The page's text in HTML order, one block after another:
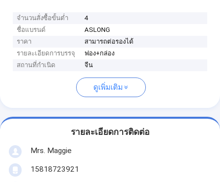
จำนวนสั่งซื้อขั้นต่ำ
4
ชื่อแบรนด์
ASLONG
ราคา
สามารถต่อรองได้
รายละเอียดการบรรจุ
ฟอง+กล่อง
สถานที่กำเนิด
จีน
ดูเพิ่มเติม
รายละเอียดการติดต่อ
Mrs. Maggie
15818723921